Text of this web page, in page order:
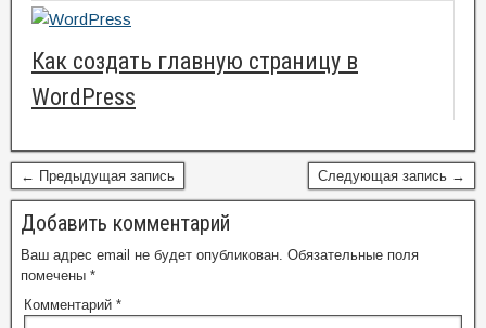
Как создать главную страницу в
WordPress
← Предыдущая запись Следующая запись →
Добавить комментарий
Ваш адрес email не будет опубликован. Обязательные поля
помечены *
Комментарий *